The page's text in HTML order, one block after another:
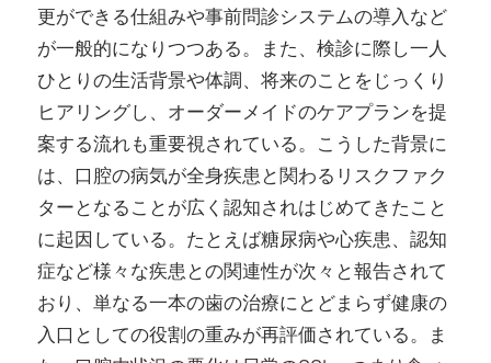
更ができる仕組みや事前問診システムの導入など
が一般的になりつつある。また、検診に際し一人
ひとりの生活背景や体調、将来のことをじっくり
ヒアリングし、オーダーメイドのケアプランを提
案する流れも重要視されている。こうした背景に
は、口腔の病気が全身疾患と関わるリスクファク
ターとなることが広く認知されはじめてきたこと
に起因している。たとえば糖尿病や心疾患、認知
症など様々な疾患との関連性が次々と報告されて
おり、単なる一本の歯の治療にとどまらず健康の
入口としての役割の重みが再評価されている。ま